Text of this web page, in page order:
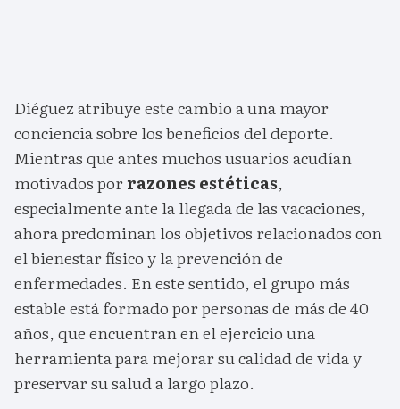
Diéguez atribuye este cambio a una mayor
conciencia sobre los beneficios del deporte.
Mientras que antes muchos usuarios acudían
motivados porrazones estéticas,
especialmente ante la llegada de las vacaciones,
ahora predominan los objetivos relacionados con
el bienestar físico y la prevención de
enfermedades. En este sentido, el grupo más
estable está formado por personas de más de 40
años, que encuentran en el ejercicio una
herramienta para mejorar su calidad de vida y
preservar su salud a largo plazo.